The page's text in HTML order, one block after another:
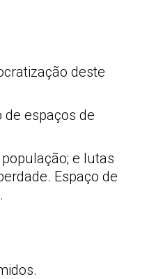
deste
espaços de
e lutas
Espaço de